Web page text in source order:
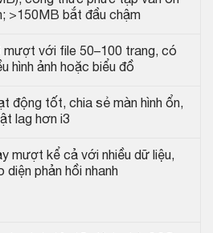
>150MB bắt đầu chậm
mượt với file 50–100 trang, có
hình ảnh hoặc biểu đồ
động tốt, chia sẻ màn hình ổn,
lag hơn i3
mượt kể cả với nhiều dữ liệu,
diện phản hồi nhanh